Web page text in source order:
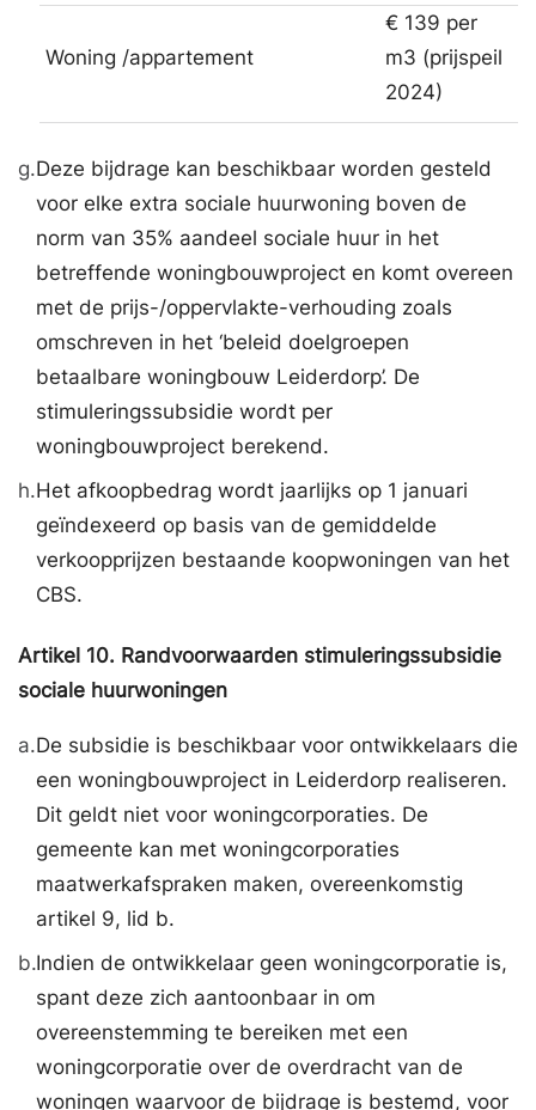
Woning /appartement
€ 139 per
m3 (prijspeil
2024)
g.Deze bijdrage kan beschikbaar worden gesteld
voor elke extra sociale huurwoning boven de
norm van 35% aandeel sociale huur in het
betreffende woningbouwproject en komt overeen
met de prijs-/oppervlakte-verhouding zoals
omschreven in het ‘beleid doelgroepen
betaalbare woningbouw Leiderdorp’. De
stimuleringssubsidie wordt per
woningbouwproject berekend.
h.Het afkoopbedrag wordt jaarlijks op 1 januari
geïndexeerd op basis van de gemiddelde
verkoopprijzen bestaande koopwoningen van het
CBS.
Artikel 10. Randvoorwaarden stimuleringssubsidie
sociale huurwoningen
a.De subsidie is beschikbaar voor ontwikkelaars die
een woningbouwproject in Leiderdorp realiseren.
Dit geldt niet voor woningcorporaties. De
gemeente kan met woningcorporaties
maatwerkafspraken maken, overeenkomstig
artikel 9, lid b.
b.Indien de ontwikkelaar geen woningcorporatie is,
spant deze zich aantoonbaar in om
overeenstemming te bereiken met een
woningcorporatie over de overdracht van de
woningen waarvoor de bijdrage is bestemd, voor